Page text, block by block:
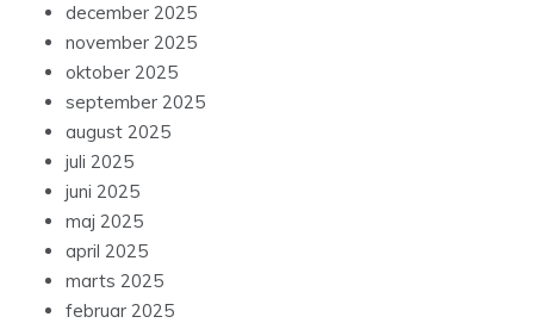
december 2025
november 2025
oktober 2025
september 2025
august 2025
juli 2025
juni 2025
maj 2025
april 2025
marts 2025
februar 2025